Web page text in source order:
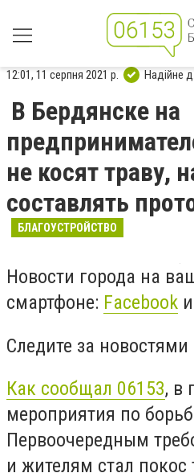
12:01, 11 серпня 2021 р. Надійне
В Бердянске на
не косят траву,
составлять
БЛАГОУСТРОЙСТВО
Новости города на
смартфоне: Facebook и
Следите за новостями
Как сообщал 06153, в
мероприятия по
Первоочередным
и жителям стал покос